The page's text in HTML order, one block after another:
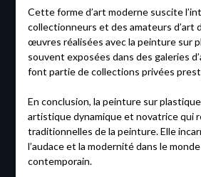
Cette forme d’art moderne suscite
collectionneurs et des amateurs d’art
œuvres réalisées avec la peinture sur
souvent exposées dans des galeries
font partie de collections privées
En conclusion, la peinture sur
artistique dynamique et novatrice qui
traditionnelles de la peinture. Elle
l’audace et la modernité dans le monde
contemporain.